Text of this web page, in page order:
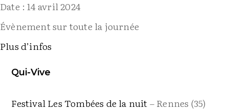
Date :14 avril 2024
Évènement sur toute la journée
Plus d’infos
Qui-Vive
Festival Les Tombées de la nuit– Rennes (35)